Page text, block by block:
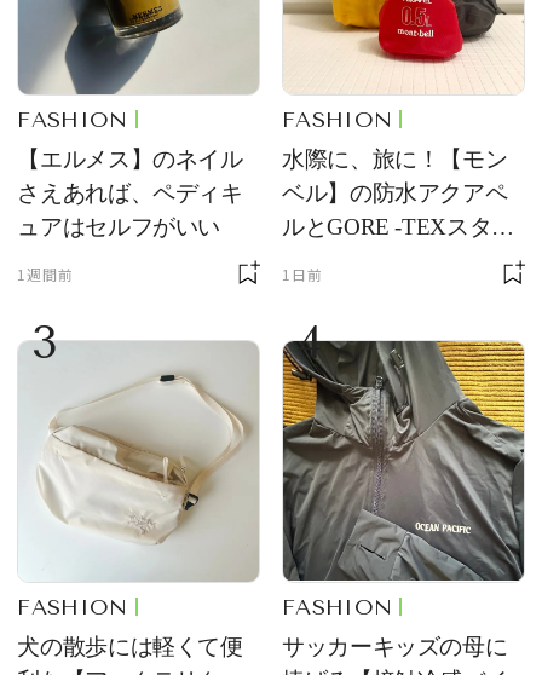
FASHION
【エルメス】のネイル
さえあれば、ペディキ
ュアはセルフがいい
1週間前
FASHION
水際に、旅に！【モン
ベル】の防水アクアペ
ルとGORE -TEXスタッ
フバッグが優秀すぎる
1日前
3
FASHION
犬の散歩には軽くて便
4
FASHION
サッカーキッズの母に